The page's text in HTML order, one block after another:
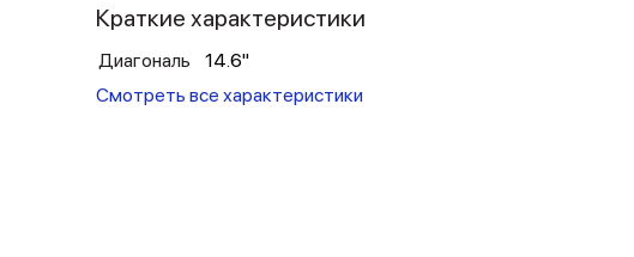
Краткие характеристики
Диагональ
14.6"
Смотреть все характеристики